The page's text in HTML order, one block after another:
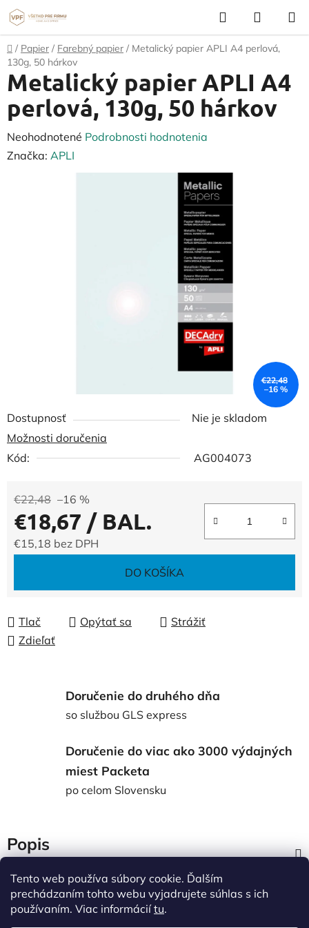
Tento web používa súbory cookie. Ďalším
prechádzaním tohto webu vyjadrujete súhlas s ich
používaním. Viac informáciítu.
Prejsť
na
obsah
Hľadať
KOŠÍK
Domov
/ Papier / Farebný papier / Metalický papier APLI A4 perlová,
130g, 50 hárkov
Dostupnosť
Nie je skladom
Možnosti doručenia
Kód:
AG004073
€22,48 –16 %
€18,67 / BAL.
€15,18 bez DPH
DO KOŠÍKA
Tlač Opýtať sa
Strážiť
Zdieľať
Metalický papier APLI A4
perlová, 130g, 50 hárkov
Priemerné
hodnotenie
Neohodnotené Podrobnosti hodnotenia
Značka: APLI
€22,48
–16 %
Doručenie do druhého dňa
so službou GLS express
Doručenie do viac ako 3000 výdajných
miest Packeta
po celom Slovensku
Popis
Diskusia